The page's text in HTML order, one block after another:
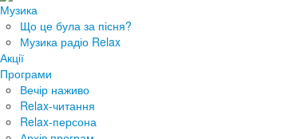
Музика
Що це була за пісня?
Музика радіо Relax
Акції
Програми
Вечір наживо
Relax-читання
Relax-персона